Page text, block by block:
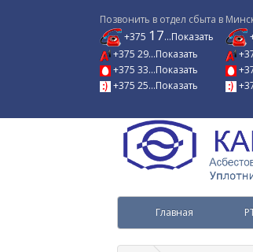
Позвонить в отдел сбыта в
+375 17...Показать
+375 29...Показать
+375 33...Показать
+375 25...Показать
Главная